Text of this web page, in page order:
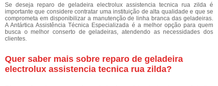
Se deseja reparo de geladeira electrolux assistencia tecnica rua zilda é
importante que considere contratar uma instituição de alta qualidade e que se
comprometa em disponibilizar a manutenção de linha branca das geladeiras.
A Antártica Assistência Técnica Especializada é a melhor opção para quem
busca o melhor conserto de geladeiras, atendendo as necessidades dos
clientes.
Quer saber mais sobre reparo de geladeira
electrolux assistencia tecnica rua zilda?